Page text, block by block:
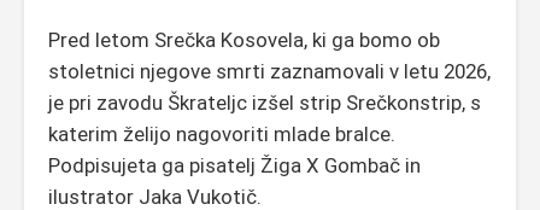
Pred letom Srečka Kosovela, ki ga bomo ob
stoletnici njegove smrti zaznamovali v letu 2026,
je pri zavodu Škrateljc izšel strip Srečkonstrip, s
katerim želijo nagovoriti mlade bralce.
Podpisujeta ga pisatelj Žiga X Gombač in
ilustrator Jaka Vukotič.